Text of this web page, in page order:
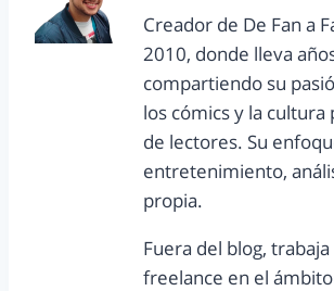
Creador de De Fan a
2010, donde lleva
compartiendo su
los cómics y la cultura
de lectores. Su
entretenimiento,
propia.
Fuera del blog,
freelance en el